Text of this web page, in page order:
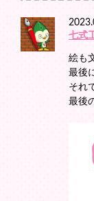
七式
絵も
最後
それ
最後